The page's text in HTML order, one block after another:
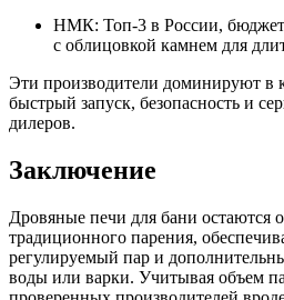
НМК: Топ-3 в России,
с облицовкой камнем для
Эти производители доминируют в
быстрый запуск, безопасность и
дилеров.
Заключение
Дровяные печи для бани остаются
традиционного парения,
регулируемый пар и
воды или варки. Учитывая объем